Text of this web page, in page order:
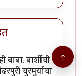
बार्शीची
चुरमुर्याचा
↑